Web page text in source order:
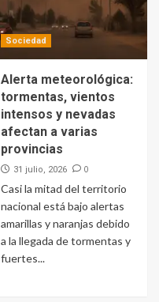
Sociedad
Alerta meteorológica:
tormentas, vientos
intensos y nevadas
afectan a varias
provincias
31 julio, 2026 0
Casi la mitad del territorio
nacional está bajo alertas
amarillas y naranjas debido
a la llegada de tormentas y
fuertes...